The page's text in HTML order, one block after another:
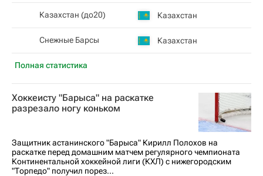
Полная статистика
Казахстан (до20) Казахстан
Снежные Барсы Казахстан
Хоккеисту "Барыса" на раскатке
разрезало ногу коньком
Защитник астанинского "Барыса" Кирилл Полохов на
раскатке перед домашним матчем регулярного чемпионата
Континентальной хоккейной лиги (КХЛ) с нижегородским
"Торпедо" получил порез...